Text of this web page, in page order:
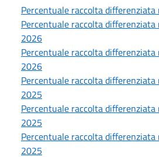
Percentuale raccolta
Percentuale raccolta differenziata
2026
Percentuale raccolta differenziata
2026
Percentuale raccolta differenziata
2025
Percentuale raccolta differenziata
2025
Percentuale raccolta differenziata
2025